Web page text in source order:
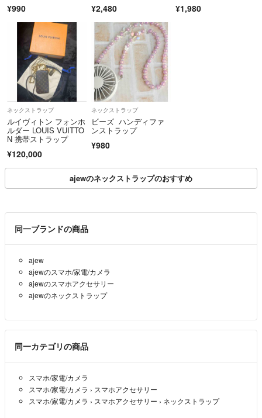
¥990 ¥2,480 ¥1,980
ネックストラップ
ルイヴィトン フォンホ
ルダー LOUIS VUITTO
N 携帯ストラップ
¥120,000
ネックストラップ
ビーズ ハンディファ
ンストラップ
¥980
ajewのネックストラップのおすすめ
同一ブランドの商品
ajew
ajewのスマホ/家電/カメラ
ajewのスマホアクセサリー
ajewのネックストラップ
同一カテゴリの商品
スマホ/家電/カメラ
スマホ/家電/カメラ › スマホアクセサリー
スマホ/家電/カメラ › スマホアクセサリー › ネックストラップ